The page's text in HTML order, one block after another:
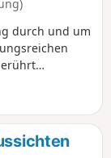
durch und um
ehemaligen
Ahrenbachs
einstigen
und